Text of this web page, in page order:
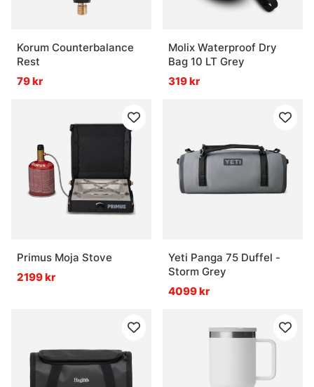
Korum Counterbalance
Rest
79 kr
Molix Waterproof Dry
Bag 10 LT Grey
319 kr
Primus Moja Stove
2199 kr
Yeti Panga 75 Duffel -
Storm Grey
4099 kr